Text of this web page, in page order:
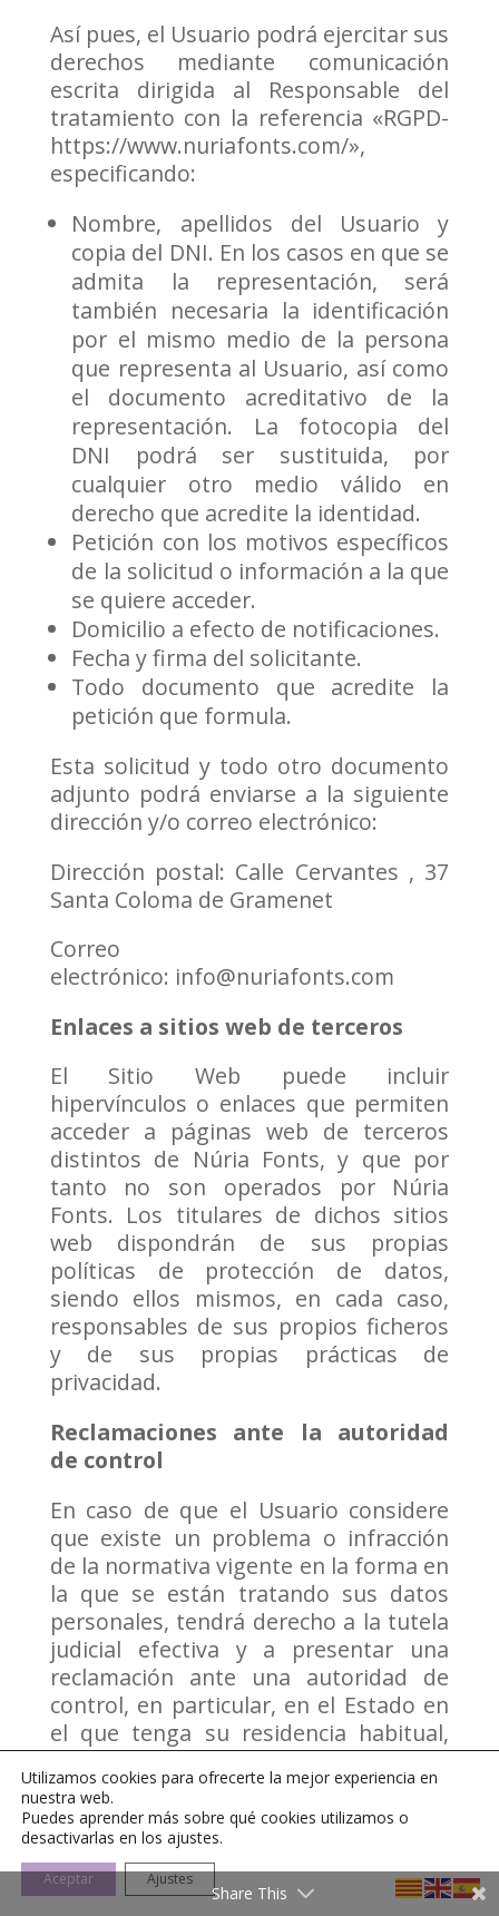
Así pues, el Usuario podrá ejercitar sus
derechos mediante comunicación
escrita dirigida al Responsable del
tratamiento con la referencia «RGPD-
https://www.nuriafonts.com/»,
especificando:
Nombre, apellidos del Usuario y
copia del DNI. En los casos en que se
admita la representación, será
también necesaria la identificación
por el mismo medio de la persona
que representa al Usuario, así como
el documento acreditativo de la
representación. La fotocopia del
DNI podrá ser sustituida, por
cualquier otro medio válido en
derecho que acredite la identidad.
Petición con los motivos específicos
de la solicitud o información a la que
se quiere acceder.
Domicilio a efecto de notificaciones.
Fecha y firma del solicitante.
Todo documento que acredite la
petición que formula.
Esta solicitud y todo otro documento
adjunto podrá enviarse a la siguiente
dirección y/o correo electrónico:
Dirección postal: Calle Cervantes , 37
Santa Coloma de Gramenet
Correo
electrónico: info@nuriafonts.com
Enlaces a sitios web de terceros
El Sitio Web puede incluir
hipervínculos o enlaces que permiten
acceder a páginas web de terceros
distintos de Núria Fonts, y que por
tanto no son operados por Núria
Fonts. Los titulares de dichos sitios
web dispondrán de sus propias
políticas de protección de datos,
siendo ellos mismos, en cada caso,
responsables de sus propios ficheros
y de sus propias prácticas de
privacidad.
Reclamaciones ante la autoridad
de control
En caso de que el Usuario considere
que existe un problema o infracción
de la normativa vigente en la forma en
la que se están tratando sus datos
personales, tendrá derecho a la tutela
judicial efectiva y a presentar una
reclamación ante una autoridad de
control, en particular, en el Estado en
el que tenga su residencia habitual,
lugar de trabajo o lugar de la supuesta
infracción. En el caso de España, la
autoridad de control es la Agencia
Española de Protección de Datos
(https://www.aepd.es/).
Utilizamos cookies para ofrecerte la mejor experiencia en
nuestra web.
Puedes aprender más sobre qué cookies utilizamos o
desactivarlas en los ajustes.
Aceptar Ajustes
Share This